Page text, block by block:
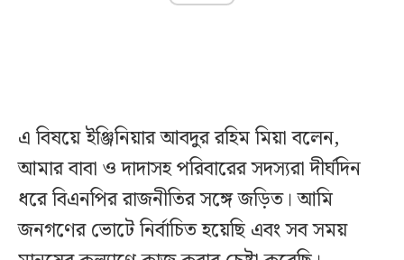
এ বিষয়ে ইঞ্জিনিয়ার আবদুর রহিম মিয়া বলেন,
আমার বাবা ও দাদাসহ পরিবারের সদস্যরা দীর্ঘদিন
ধরে বিএনপির রাজনীতির সঙ্গে জড়িত। আমি
জনগণের ভোটে নির্বাচিত হয়েছি এবং সব সময়